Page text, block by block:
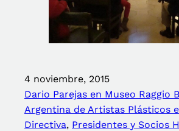
4 noviembre, 2015
Dario Parejas en Museo Raggio
Argentina de Artistas Plásticos
Directiva, Presidentes y Socios